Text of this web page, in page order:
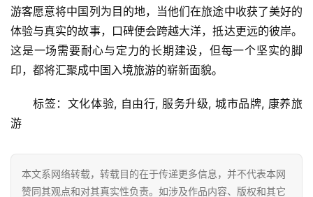
游客愿意将中国列为目的地，当他们在旅途中收获了美好的
体验与真实的故事，口碑便会跨越大洋，抵达更远的彼岸。
这是一场需要耐心与定力的长期建设，但每一个坚实的脚
印，都将汇聚成中国入境旅游的崭新面貌。
标签：文化体验, 自由行, 服务升级, 城市品牌, 康养旅
游
本文系网络转载，转载目的在于传递更多信息，并不代表本网
赞同其观点和对其真实性负责。如涉及作品内容、版权和其它